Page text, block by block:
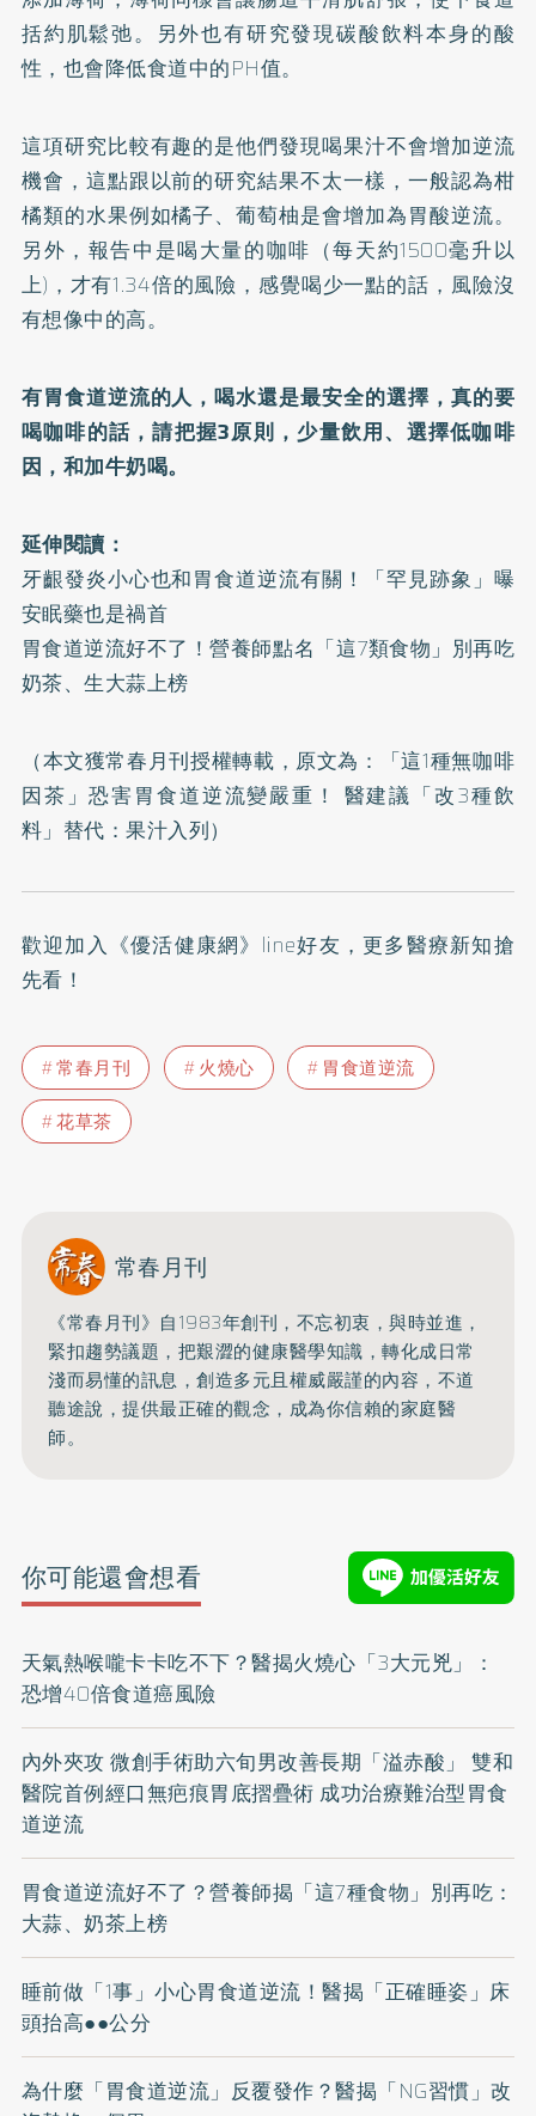
括約肌鬆弛。另外也有研究發現碳酸飲料本身的酸
性，也會降低食道中的PH值。
這項研究比較有趣的是他們發現喝果汁不會增加逆流
機會，這點跟以前的研究結果不太一樣，一般認為柑
橘類的水果例如橘子、葡萄柚是會增加為胃酸逆流。
另外，報告中是喝大量的咖啡（每天約1500毫升以
上)，才有1.34倍的風險，感覺喝少一點的話，風險沒
有想像中的高。
有胃食道逆流的人，喝水還是最安全的選擇，真的要
喝咖啡的話，請把握3原則，少量飲用、選擇低咖啡
因，和加牛奶喝。
延伸閱讀：
牙齦發炎小心也和胃食道逆流有關！「罕見跡象」曝
安眠藥也是禍首
胃食道逆流好不了！營養師點名「這7類食物」別再吃
奶茶、生大蒜上榜
（本文獲常春月刊授權轉載，原文為：
「這1種無咖啡
因茶」恐害胃食道逆流變嚴重！ 醫建議「改3種飲
料」替代：果汁入列）
歡迎加入 《優活健康網》line好友 ，更多醫療新知搶
先看！
常春月刊 火燒心
胃食道逆流
花草茶
常春月刊
《常春月刊》自1983年創刊，不忘初衷，與時並進，
緊扣趨勢議題，把艱澀的健康醫學知識，轉化成日常
淺而易懂的訊息，創造多元且權威嚴謹的內容， 不道
聽途說，提供最正確的觀念，成為你信賴的家庭醫
師。
你可能還會想看
天氣熱喉嚨卡卡吃不下？醫揭火燒心「3大元兇」：
恐增40倍食道癌風險
內外夾攻 微創手術助六旬男改善長期「溢赤酸」 雙和
醫院首例經口無疤痕胃底摺疊術 成功治療難治型胃食
道逆流
胃食道逆流好不了？營養師揭「這7種食物」別再吃：
大蒜、奶茶上榜
睡前做「1事」小心胃食道逆流！醫揭「正確睡姿」床
頭抬高●●公分
為什麼「胃食道逆流」反覆發作？醫揭「NG習慣」改